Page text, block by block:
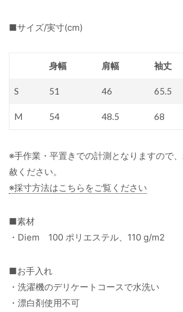
■サイズ/実寸(cm)
身幅 肩幅 袖丈
S 51 46 65.5
M 54 48.5 68
※手作業・平置きでの計測となりますので
赦ください。
※採寸方法はこちらをご覧ください
■素材
・Diem 100 ポリエステル、110 g/m2
■お手入れ
・洗濯機のデリケートコースで水洗い
・漂白剤使用不可